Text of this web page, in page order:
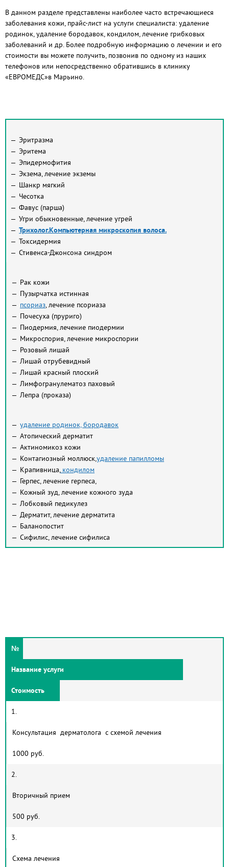
В данном разделе представлены наиболее часто встречающиеся
заболевания кожи, прайс-лист на услуги специалиста: удаление
родинок, удаление бородавок, кондилом, лечение грибковых
заболеваний и др. Более подробную информацию о лечении и его
стоимости вы можете получить, позвонив по одному из наших
телефонов или непосредственно обратившись в клинику
«ЕВРОМЕДС»в Марьино.
Эритразма
Эритема
Эпидермофития
Экзема, лечение экземы
Шанкр мягкий
Чесотка
Фавус (парша)
Угри обыкновенные, лечение угрей
Трихолог.Компьютерная микроскопия волоса.
Токсидермия
Стивенса-Джонсона синдром
Рак кожи
Пузырчатка истинная
псориаз, лечение псориаза
Почесуха (пруриго)
Пиодермия, лечение пиодермии
Микроспория, лечение микроспории
Розовый лишай
Лишай отрубевидный
Лишай красный плоский
Лимфогранулематоз паховый
Лепра (проказа)
удаление родинок, бородавок
Атопический дерматит
Актиномикоз кожи
Контагиозный моллюск,удаление папилломы
Крапивница,кондилом
Герпес, лечение герпеса,
Кожный зуд, лечение кожного зуда
Лобковый педикулез
Дерматит, лечение дерматита
Баланопостит
Сифилис, лечение сифилиса
№
Название услуги
Стоимость
1.
Консультация дерматолога с схемой лечения
1000 руб.
2.
Вторичный прием
500 руб.
3.
Схема лечения